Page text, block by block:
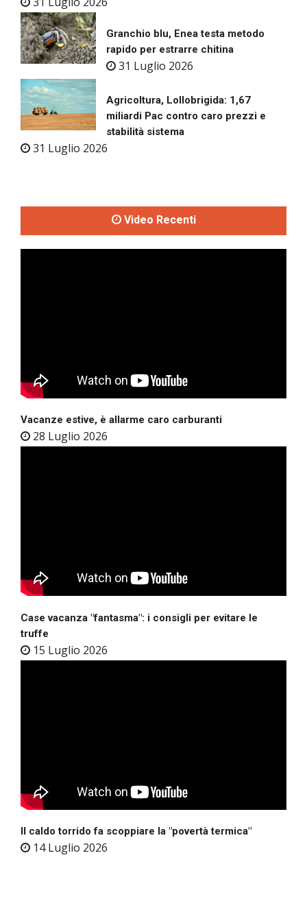
Granchio blu, Enea testa metodo
rapido per estrarre chitina
31 Luglio 2026
Agricoltura, Lollobrigida: 1,67
miliardi Pac contro caro prezzi e
stabilità sistema
31 Luglio 2026
Video Recenti
Vacanze estive, è allarme caro carburanti
28 Luglio 2026
Case vacanza "fantasma": i consigli per evitare le
truffe
15 Luglio 2026
Il caldo torrido fa scoppiare la "povertà termica"
14 Luglio 2026